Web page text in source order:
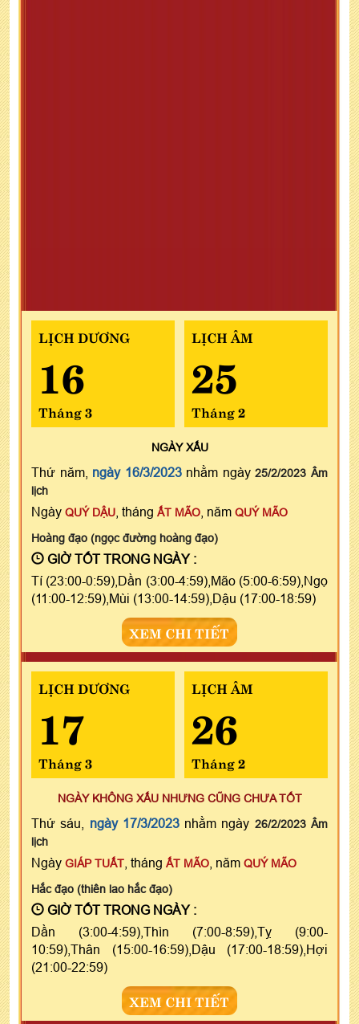
LỊCH DƯƠNG
16
Tháng 3
LỊCH ÂM
25
Tháng 2
NGÀYXẤU
Thứ năm, ngày 16/3/2023nhằm ngày25/2/2023 Âm
lịch
Ngày QUÝ DẬU , tháng ẤT MÃO , năm QUÝ MÃO
Hoàng đạo (ngọc đường hoàng đạo)
GIỜ TỐT TRONG NGÀY :
Tí (23:00-0:59),Dần (3:00-4:59),Mão (5:00-6:59),Ngọ
(11:00-12:59),Mùi (13:00-14:59),Dậu (17:00-18:59)
XEM CHI TIẾT
LỊCH DƯƠNG
17
Tháng 3
LỊCH ÂM
26
Tháng 2
NGÀY KHÔNG XẤU NHƯNG CŨNG CHƯA TỐT
Thứ sáu, ngày 17/3/2023nhằm ngày 26/2/2023 Âm
lịch
Ngày GIÁP TUẤT , tháng ẤT MÃO , năm QUÝ MÃO
Hắc đạo (thiên lao hắc đạo)
GIỜ TỐT TRONG NGÀY :
Dần (3:00-4:59),Thìn (7:00-8:59),Tỵ (9:00-
10:59),Thân (15:00-16:59),Dậu (17:00-18:59),Hợi
(21:00-22:59)
XEM CHI TIẾT